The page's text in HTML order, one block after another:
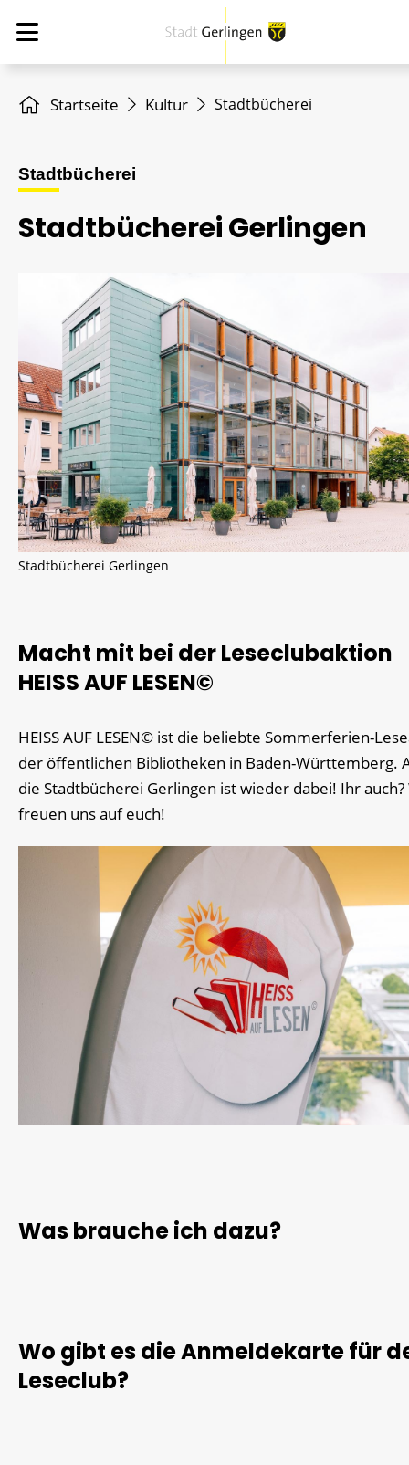
Startseite Kultur Stadtbücherei
Stadtbücherei
Stadtbücherei Gerlingen
Stadtbücherei Gerlingen
Macht mit bei der Leseclubaktion
HEISS AUF LESEN©
HEISS AUF LESEN© ist die beliebte Sommerferien-
der öffentlichen Bibliotheken in Baden-Württemberg.
die Stadtbücherei Gerlingen ist wieder dabei! Ihr auch?
freuen uns auf euch!
Was brauche ich dazu?
Wo gibt es die Anmeldekarte für
Leseclub?